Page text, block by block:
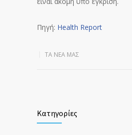
Πηγή: Health Report
ΤΑ ΝΈΑ ΜΑΣ
Κατηγορίες